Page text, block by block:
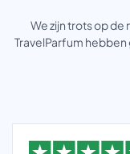
We zijn trots op
TravelParfum